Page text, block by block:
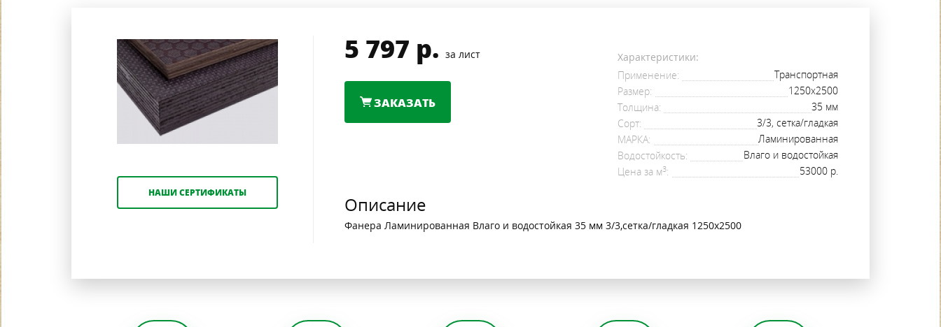
НАШИ СЕРТИФИКАТЫ
5 797 р. за лист
ЗАКАЗАТЬ
Характеристики:
Применение
Транспортная
Размер
1250х2500
Толщина
35 мм
Сорт
3/3, сетка/гладкая
МАРКА
Ламинированная
Водостойкость
Влаго и водостойкая
Цена за м3 53000 р.
Описание
Фанера Ламинированная Влаго и водостойкая 35 мм 3/3,сетка/гладкая 1250х2500